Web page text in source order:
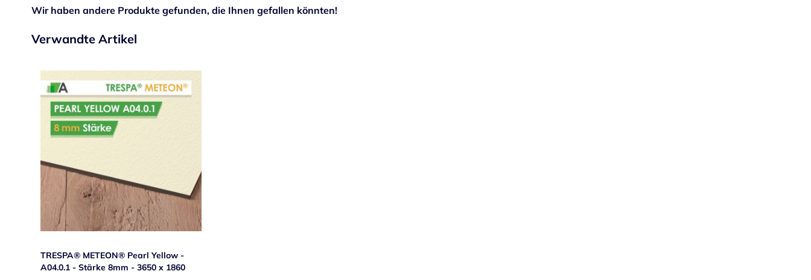
Wir haben andere Produkte gefunden, die Ihnen gefallen könnten!
Verwandte Artikel
TRESPA® METEON® Pearl Yellow -
A04.0.1 - Stärke 8mm - 3650 x 1860